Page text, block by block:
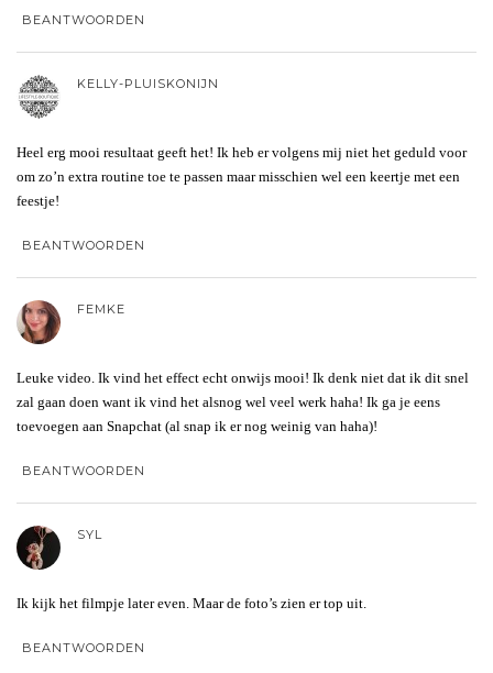
BEANTWOORDEN
KELLY-PLUISKONIJN
Heel erg mooi resultaat geeft het! Ik heb er volgens mij niet het geduld voor
om zo’n extra routine toe te passen maar misschien wel een keertje met een
feestje!
BEANTWOORDEN
FEMKE
Leuke video. Ik vind het effect echt onwijs mooi! Ik denk niet dat ik dit snel
zal gaan doen want ik vind het alsnog wel veel werk haha! Ik ga je eens
toevoegen aan Snapchat (al snap ik er nog weinig van haha)!
BEANTWOORDEN
SYL
Ik kijk het filmpje later even. Maar de foto’s zien er top uit.
BEANTWOORDEN